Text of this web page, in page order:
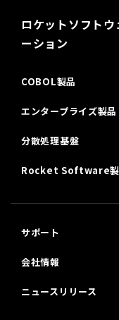
ロケットソフト
ーション
COBOL製品
エンタープライズ製品
分散処理基盤
Rocket Software
サポート
会社情報
ニュースリリース